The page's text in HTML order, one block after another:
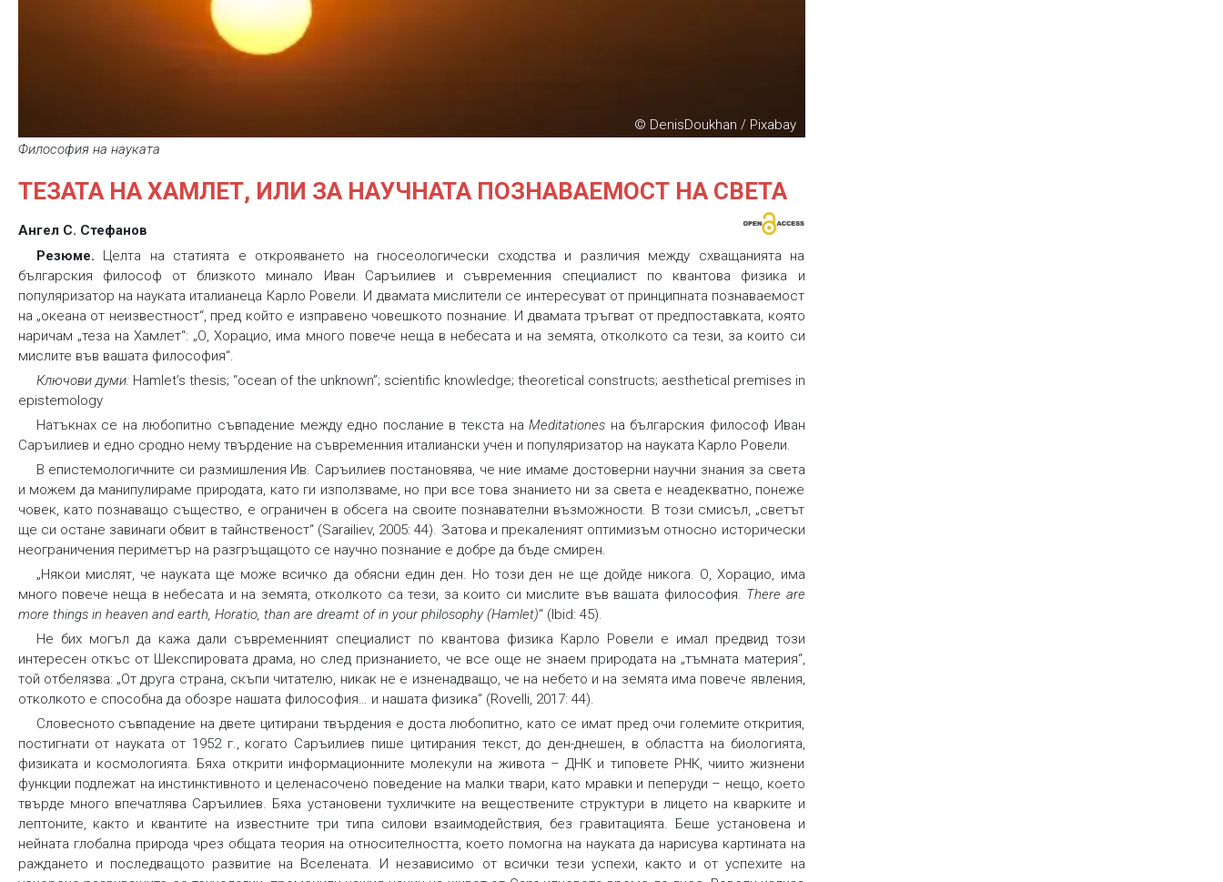
© DenisDoukhan / Pixabay
Философия на науката
ТЕЗАТА НА ХАМЛЕТ, ИЛИ ЗА НАУЧНАТА ПОЗНАВАЕМОСТ НА СВЕТА
Ангел С. Стефанов
Резюме. Целта на статията е открояването на гносеологически сходства и различия между схващанията на
българския философ от близкото минало Иван Саръилиев и съвременния специалист по квантова физика и
популяризатор на науката италианеца Карло Ровели. И двамата мислители се интересуват от принципната познаваемост
на „океана от неизвестност“, пред който е изправено човешкото познание. И двамата тръгват от предпоставката, която
наричам „теза на Хамлет“: „О, Хорацио, има много повече неща в небесата и на земята, отколкото са тези, за които си
мислите във вашата философия“.
Ключови думи: Hamlet’s thesis; “ocean of the unknown”; scientific knowledge; theoretical constructs; aesthetical premises in
epistemology
Натъкнах се на любопитно съвпадение между едно послание в текста наMeditationes на българския философ Иван
Саръилиев и едно сродно нему твърдение на съвременния италиански учен и популяризатор на науката Карло Ровели.
В епистемологичните си размишления Ив. Саръилиев постановява, че ние имаме достоверни научни знания за света
и можем да манипулираме природата, като ги използваме, но при все това знанието ни за света е неадекватно, понеже
човек, като познаващо същество, е ограничен в обсега на своите познавателни възможности. В този смисъл, „светът
ще си остане завинаги обвит в тайнственост“ (Sarailiev, 2005: 44). Затова и прекаленият оптимизъм относно исторически
неограничения периметър на разгръщащото се научно познание е добре да бъде смирен.
„Някои мислят, че науката ще може всичко да обясни един ден. Но този ден не ще дойде никога. О, Хорацио, има
много повече неща в небесата и на земята, отколкото са тези, за които си мислите във вашата философия. There are
more things in heaven and earth, Horatio, than are dreamt of in your philosophy (Hamlet)“ (Ibid: 45).
Не бих могъл да кажа дали съвременният специалист по квантова физика Карло Ровели е имал предвид този
интересен откъс от Шекспировата драма, но след признанието, че все още не знаем природата на „тъмната материя“,
той отбелязва: „От друга страна, скъпи читателю, никак не е изненадващо, че на небето и на земята има повече явления,
отколкото е способна да обозре нашата философия… и нашата физика“ (Rovelli, 2017: 44).
Словесното съвпадение на двете цитирани твърдения е доста любопитно, като се имат пред очи големите открития,
постигнати от науката от 1952 г., когато Саръилиев пише цитирания текст, до ден-днешен, в областта на биологията,
физиката и космологията. Бяха открити информационните молекули на живота – ДНК и типовете РНК, чиито жизнени
функции подлежат на инстинктивното и целенасочено поведение на малки твари, като мравки и пеперуди – нещо, което
твърде много впечатлява Саръилиев. Бяха установени тухличките на веществените структури в лицето на кварките и
лептоните, както и квантите на известните три типа силови взаимодействия, без гравитацията. Беше установена и
нейната глобална природа чрез общата теория на относителността, което помогна на науката да нарисува картината на
раждането и последващото развитие на Вселената. И независимо от всички тези успехи, както и от успехите на